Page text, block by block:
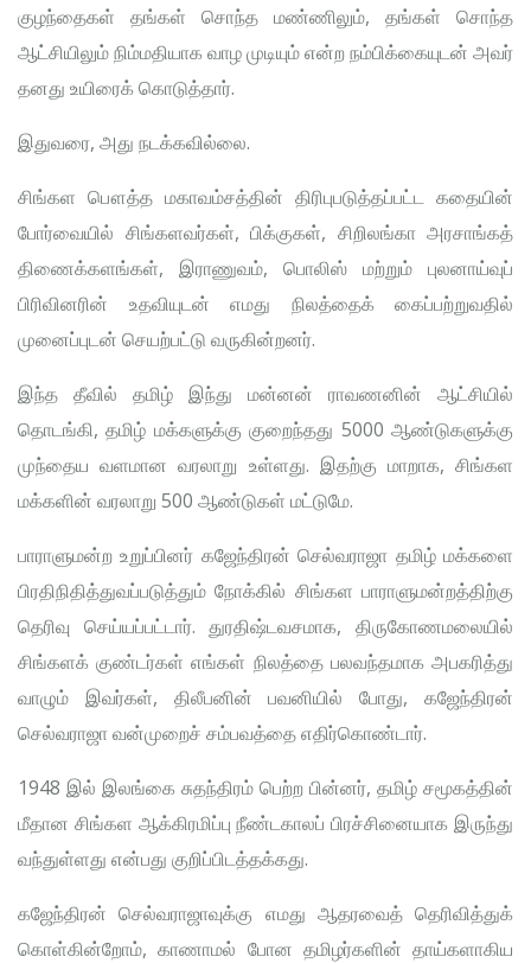
குழந்தைகள் தங்கள் சொந்த மண்ணிலும், தங்கள் சொந்த
ஆட்சியிலும் நிம்மதியாக வாழ முடியும் என்ற நம்பிக்கையுடன் அவர்
தனது உயிரைக் கொடுத்தார்.
இதுவரை, அது நடக்கவில்லை.
சிங்கள பௌத்த மகாவம்சத்தின் திரிபுபடுத்தப்பட்ட கதையின்
போர்வையில் சிங்களவர்கள், பிக்குகள், சிறிலங்கா அரசாங்கத்
திணைக்களங்கள், இராணுவம், பொலிஸ் மற்றும் புலனாய்வுப்
பிரிவினரின் உதவியுடன் எமது நிலத்தைக் கைப்பற்றுவதில்
முனைப்புடன் செயற்பட்டு வருகின்றனர்.
இந்த தீவில் தமிழ் இந்து மன்னன் ராவணனின் ஆட்சியில்
தொடங்கி, தமிழ் மக்களுக்கு குறைந்தது 5000 ஆண்டுகளுக்கு
முந்தைய வளமான வரலாறு உள்ளது. இதற்கு மாறாக, சிங்கள
மக்களின் வரலாறு 500 ஆண்டுகள் மட்டுமே.
பாராளுமன்ற உறுப்பினர் கஜேந்திரன் செல்வராஜா தமிழ் மக்களை
பிரதிநிதித்துவப்படுத்தும் நோக்கில் சிங்கள பாராளுமன்றத்திற்கு
தெரிவு செய்யப்பட்டார். துரதிஷ்டவசமாக, திருகோணமலையில்
சிங்களக் குண்டர்கள் எங்கள் நிலத்தை பலவந்தமாக அபகரித்து
வாழும் இவர்கள், திலீபனின் பவனியில் போது, கஜேந்திரன்
செல்வராஜா வன்முறைச் சம்பவத்தை எதிர்கொண்டார்.
1948 இல் இலங்கை சுதந்திரம் பெற்ற பின்னர், தமிழ் சமூகத்தின்
மீதான சிங்கள ஆக்கிரமிப்பு நீண்டகாலப் பிரச்சினையாக இருந்து
வந்துள்ளது என்பது குறிப்பிடத்தக்கது.
கஜேந்திரன் செல்வராஜாவுக்கு எமது ஆதரவைத் தெரிவித்துக்
கொள்கின்றோம், காணாமல் போன தமிழர்களின் தாய்களாகிய